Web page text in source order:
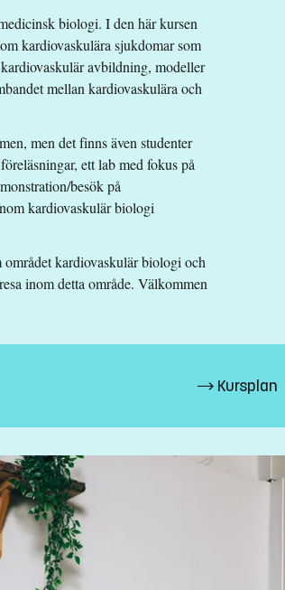
inom medicinsk biologi omfattande minst
biologi. I den här kursen
kardiovaskulära sjukdomar som
avbildning, modeller
mellan kardiovaskulära och
men det finns även studenter
ett lab med fokus på
besök på
kardiovaskulär biologi
kardiovaskulär biologi och
inom detta område. Välkommen
Kursplan